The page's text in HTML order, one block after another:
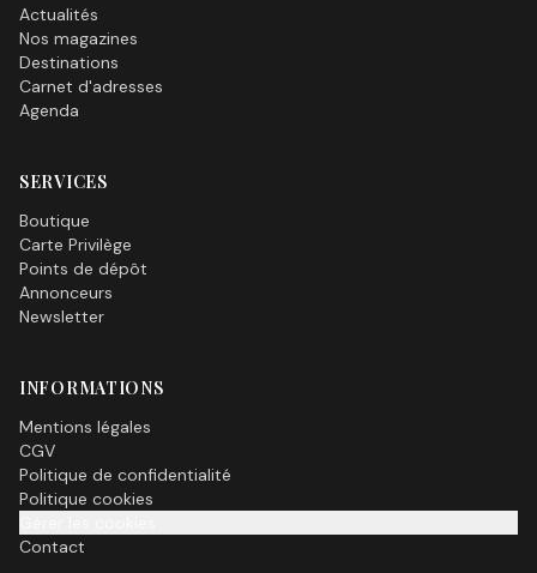
Actualités
Nos magazines
Destinations
Carnet d'adresses
Agenda
SERVICES
Boutique
Carte Privilège
Points de dépôt
Annonceurs
Newsletter
INFORMATIONS
Mentions légales
CGV
Politique de confidentialité
Politique cookies
Contact